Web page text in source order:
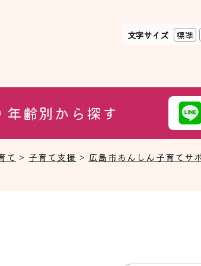
文字サイズ
標準
年齢別から探す
て > 子育て支援 > 広島市あんしん子育てサ